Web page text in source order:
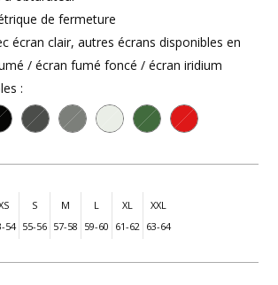
de fermeture
écran clair, autres écrans disponibles en
/ écran fumé foncé / écran iridium
:
54
S
55-56
M
57-58
L
59-60
XL
61-62
XXL
63-64